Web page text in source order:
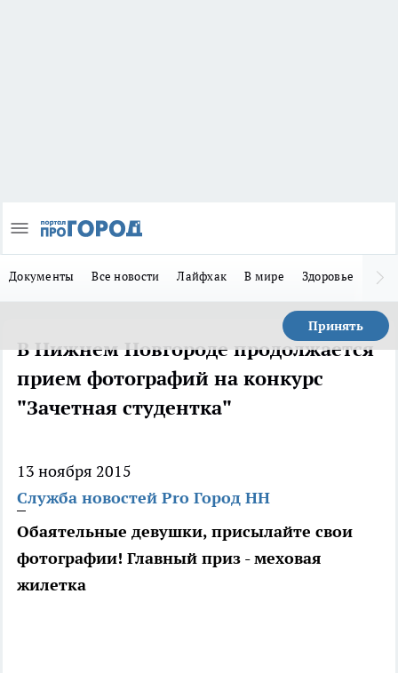
Документы Все новости Лайфхак В мире Здоровье
Принять
В Нижнем Новгороде продолжается
прием фотографий на конкурс
"Зачетная студентка"
13 ноября 2015
Служба новостей Pro Город НН
Обаятельные девушки, присылайте свои
фотографии! Главный приз - меховая
жилетка